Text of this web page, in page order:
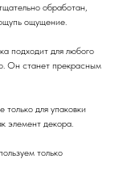
обработан,
ощущение.
подходит для любого
Он станет прекрасным
для упаковки
элемент декора.
только